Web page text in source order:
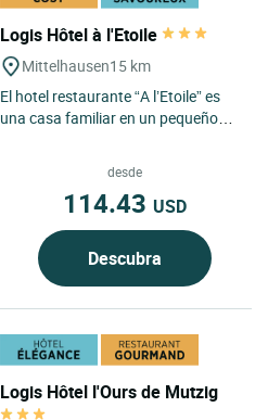
Logis Hôtel à l'Etoile
Mittelhausen15 km
El hotel restaurante “A l’Etoile” es
una casa familiar en un pequeño
desde
114.43 USD
Descubra
Logis Hôtel l'Ours de Mutzig